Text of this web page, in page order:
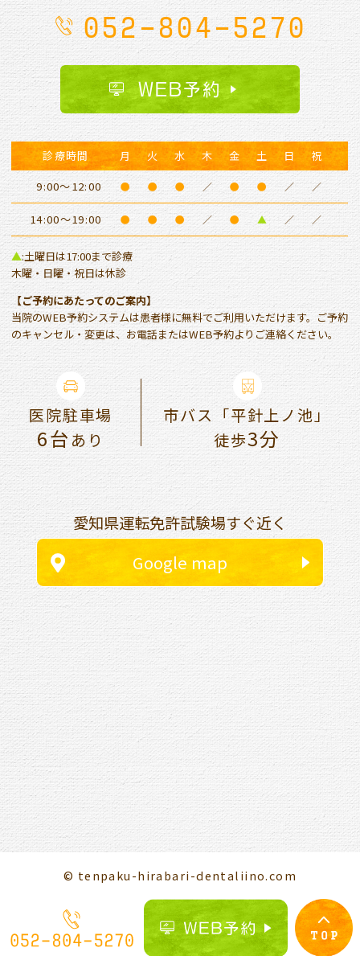
052-804-5270
WEB予約
診療時間 月 火 水 木 金 土 日
祝
9:00～12:00
● ● ● ／ ● ● ／ ／
14:00～19:00 ● ● ● ／ ● ▲ ／ ／
▲:土曜日は17:00まで診療
木曜・日曜・祝日は休診
【ご予約にあたってのご案内】
当院のWEB予約システムは患者様に無料でご利用いただけます。ご予約
のキャンセル・変更は、お電話またはWEB予約よりご連絡ください。
医院駐車場
6台あり
市バス「平針上ノ池」
徒歩3分
愛知県運転免許試験場すぐ近く
Google map
© tenpaku-hirabari-dentaliino.com